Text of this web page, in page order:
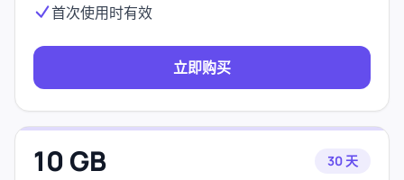
首次使用时有效
立即购买
10 GB 30 天